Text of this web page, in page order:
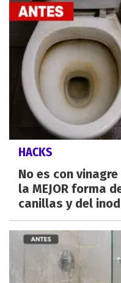
HACKS
No es con
la MEJOR forma
canillas y del